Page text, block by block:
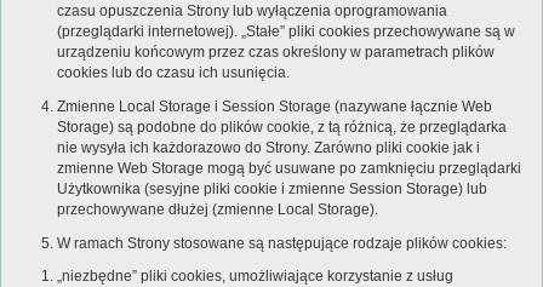
czasu opuszczenia Strony lub wyłączenia oprogramowania
(przeglądarki internetowej). „Stałe” pliki cookies przechowywane są w
urządzeniu końcowym przez czas określony w parametrach plików
cookies lub do czasu ich usunięcia.
Zmienne Local Storage i Session Storage (nazywane łącznie Web
Storage) są podobne do plików cookie, z tą różnicą, że przeglądarka
nie wysyła ich każdorazowo do Strony. Zarówno pliki cookie jak i
zmienne Web Storage mogą być usuwane po zamknięciu przeglądarki
Użytkownika (sesyjne pliki cookie i zmienne Session Storage) lub
przechowywane dłużej (zmienne Local Storage).
W ramach Strony stosowane są następujące rodzaje plików cookies:
„niezbędne” pliki cookies, umożliwiające korzystanie z usług